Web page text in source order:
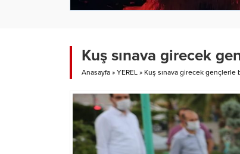
Kuş sınava girecek
Anasayfa » YEREL » Kuş sınava girecek gençlerle